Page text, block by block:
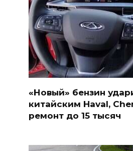
«Новый» бензин
китайским Haval,
ремонт до 15 тысяч